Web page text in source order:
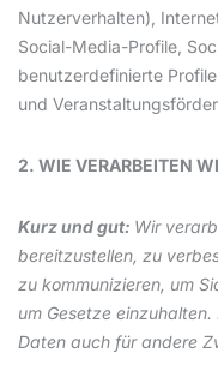
Nutzerverhalten),
Social-Media-Profile,
benutzerdefinierte
und
2. WIE VERARBEITEN
Kurz und gut: Wir
bereitzustellen, zu
zu kommunizieren, um
um Gesetze
Daten auch für andere